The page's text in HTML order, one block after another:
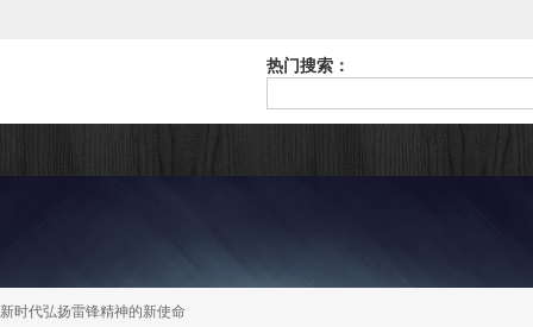
热门搜索：
时代弘扬雷锋精神的新使命